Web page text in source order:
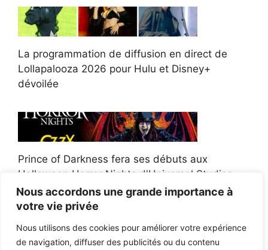
Nous accordons une grande importance à
votre vie privée
Nous utilisons des cookies pour améliorer votre expérience
de navigation, diffuser des publicités ou du contenu
La programmation de diffusion en direct de
Lollapalooza 2026 pour Hulu et Disney+
dévoilée
Prince of Darkness fera ses débuts aux
Halloween Horror Nights d'Universal Studios